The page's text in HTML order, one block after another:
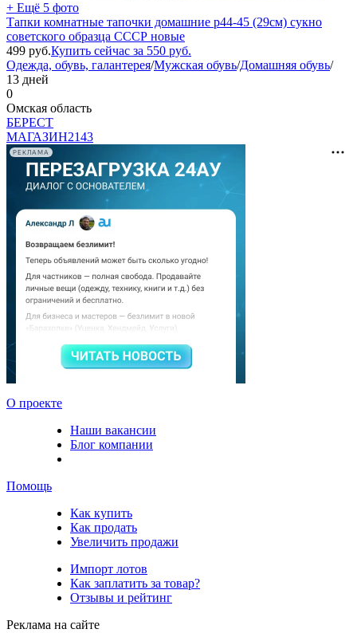
+ Ещё 5 фото
Тапки комнатные тапочки домашние р44-45 (29см) сукно
советского образца СССР новые
499 руб.Купить сейчас за 550 руб.
Одежда, обувь, галантерея/Мужская обувь/Домашняя обувь/
13 дней
0
Омская область
БEPECT
МАГАЗИН2143
РЕКЛАМА
О проекте
Наши вакансии
Блог компании
Помощь
Как купить
Как продать
Увеличить продажи
Импорт лотов
Как заплатить за товар?
Отзывы и рейтинг
Реклама на сайте